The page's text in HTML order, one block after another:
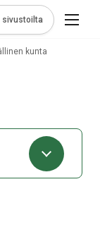
sivustoilta
kunta